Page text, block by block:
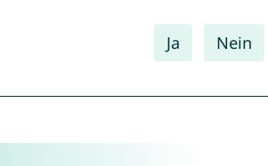
Ja Nein